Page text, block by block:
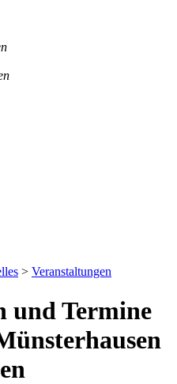
> Veranstaltungen
und Termine